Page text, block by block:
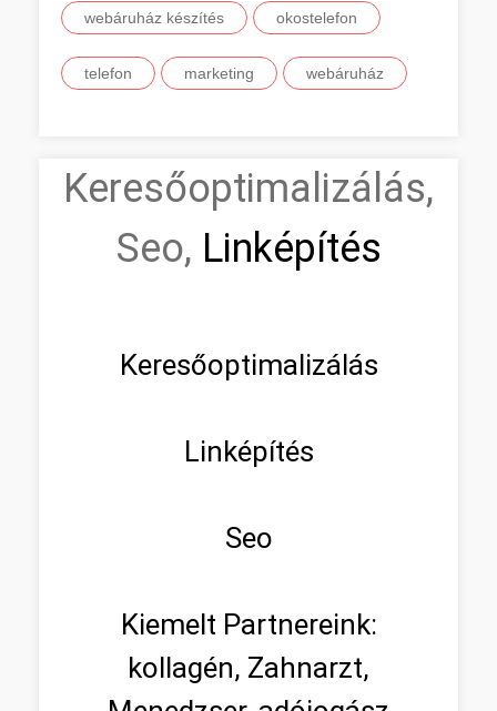
webáruház készítés okostelefon
telefon marketing webáruház
Keresőoptimalizálás,
Seo, Linképítés
Keresőoptimalizálás
Linképítés
Seo
Kiemelt Partnereink:
kollagén, Zahnarzt,